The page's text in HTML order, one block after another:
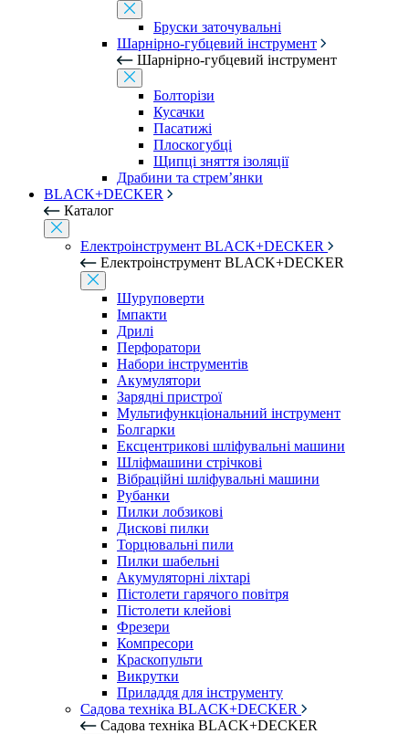
Бруски заточувальні
Шарнірно-губцевий інструмент
Шарнірно-губцевий інструмент
Болторізи
Кусачки
Пасатижі
Плоскогубці
Щипці зняття ізоляції
Драбини та стрем’янки
BLACK+DECKER
Каталог
Електроінструмент BLACK+DECKER
Електроінструмент BLACK+DECKER
Шуруповерти
Імпакти
Дрилі
Перфоратори
Набори інструментів
Акумулятори
Зарядні пристрої
Мультифункціональний інструмент
Болгарки
Ексцентрикові шліфувальні машини
Шліфмашини стрічкові
Вібраційні шліфувальні машини
Рубанки
Пилки лобзикові
Дискові пилки
Торцювальні пили
Пилки шабельні
Акумуляторні ліхтарі
Пістолети гарячого повітря
Пістолети клейові
Фрезери
Компресори
Краскопульти
Викрутки
Приладдя для інструменту
Садова техніка BLACK+DECKER
Садова техніка BLACK+DECKER